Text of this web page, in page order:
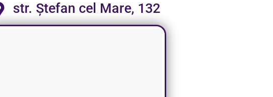
str. Ștefan cel Mare, 132